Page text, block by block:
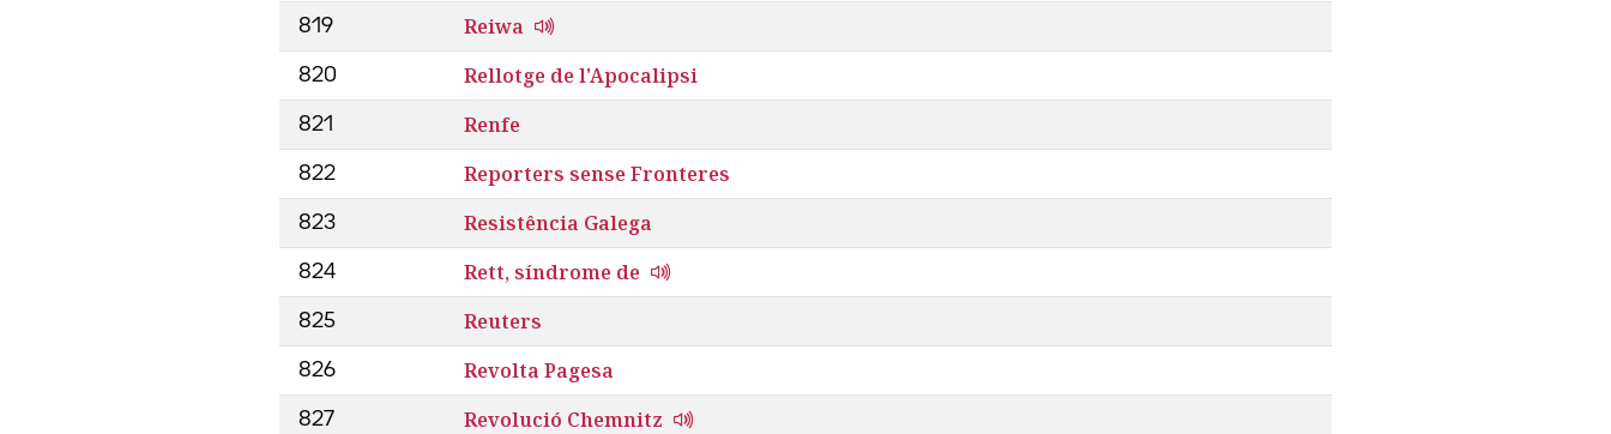
819 Reiwa
820 Rellotge de l'Apocalipsi
821 Renfe
822 Reporters sense Fronteres
823 Resistência Galega
824 Rett, síndrome de
825 Reuters
826 Revolta Pagesa
827 Revolució Chemnitz